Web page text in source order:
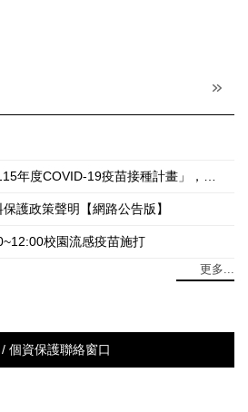
護政策聲明【網路公告版】
校園流感疫苗施打
更多...
/ 個資保護聯絡窗口